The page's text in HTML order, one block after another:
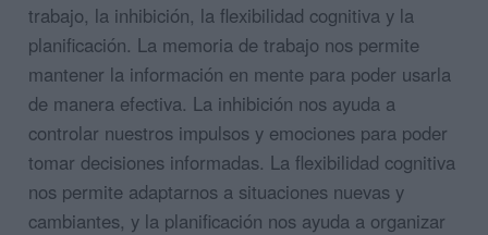
trabajo, la inhibición, la flexibilidad cognitiva y la
planificación. La memoria de trabajo nos permite
mantener la información en mente para poder usarla
de manera efectiva. La inhibición nos ayuda a
controlar nuestros impulsos y emociones para poder
tomar decisiones informadas. La flexibilidad cognitiva
nos permite adaptarnos a situaciones nuevas y
cambiantes, y la planificación nos ayuda a organizar